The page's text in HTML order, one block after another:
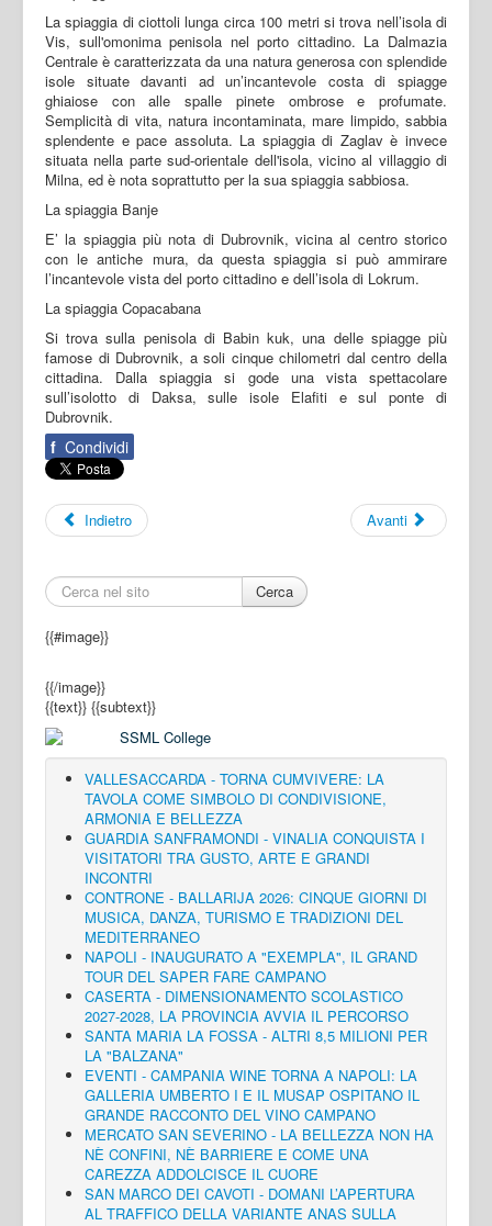
La spiaggia di ciottoli lunga circa 100 metri si trova nell’isola di
Vis, sull'omonima penisola nel porto cittadino. La Dalmazia
Centrale è caratterizzata da una natura generosa con splendide
isole situate davanti ad un’incantevole costa di spiagge
ghiaiose con alle spalle pinete ombrose e profumate.
Semplicità di vita, natura incontaminata, mare limpido, sabbia
splendente e pace assoluta. La spiaggia di Zaglav è invece
situata nella parte sud-orientale dell'isola, vicino al villaggio di
Milna, ed è nota soprattutto per la sua spiaggia sabbiosa.
La spiaggia Banje
E’ la spiaggia più nota di Dubrovnik, vicina al centro storico
con le antiche mura, da questa spiaggia si può ammirare
l’incantevole vista del porto cittadino e dell’isola di Lokrum.
La spiaggia Copacabana
Si trova sulla penisola di Babin kuk, una delle spiagge più
famose di Dubrovnik, a soli cinque chilometri dal centro della
cittadina. Dalla spiaggia si gode una vista spettacolare
sull’isolotto di Daksa, sulle isole Elafiti e sul ponte di
Dubrovnik.
f Condividi
Indietro Avanti
Cerca
{{#image}}
{{/image}}
{{text}} {{subtext}}
VALLESACCARDA - TORNA CUMVIVERE: LA
TAVOLA COME SIMBOLO DI CONDIVISIONE,
ARMONIA E BELLEZZA
GUARDIA SANFRAMONDI - VINALIA CONQUISTA I
VISITATORI TRA GUSTO, ARTE E GRANDI
INCONTRI
CONTRONE - BALLARIJA 2026: CINQUE GIORNI DI
MUSICA, DANZA, TURISMO E TRADIZIONI DEL
MEDITERRANEO
NAPOLI - INAUGURATO A "EXEMPLA", IL GRAND
TOUR DEL SAPER FARE CAMPANO
CASERTA - DIMENSIONAMENTO SCOLASTICO
2027-2028, LA PROVINCIA AVVIA IL PERCORSO
SANTA MARIA LA FOSSA - ALTRI 8,5 MILIONI PER
LA "BALZANA"
EVENTI - CAMPANIA WINE TORNA A NAPOLI: LA
GALLERIA UMBERTO I E IL MUSAP OSPITANO IL
GRANDE RACCONTO DEL VINO CAMPANO
MERCATO SAN SEVERINO - LA BELLEZZA NON HA
NÈ CONFINI, NÈ BARRIERE E COME UNA
CAREZZA ADDOLCISCE IL CUORE
SAN MARCO DEI CAVOTI - DOMANI L’APERTURA
AL TRAFFICO DELLA VARIANTE ANAS SULLA